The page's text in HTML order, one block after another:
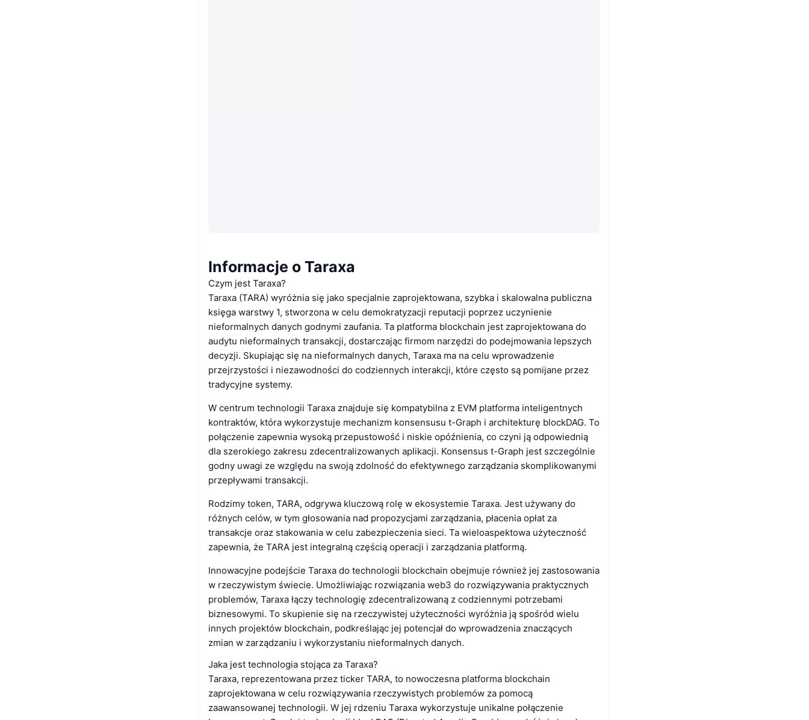
Informacje o Taraxa
Czym jest Taraxa?
Taraxa (TARA) wyróżnia się jako specjalnie zaprojektowana, szybka i skalowalna publiczna
księga warstwy 1, stworzona w celu demokratyzacji reputacji poprzez uczynienie
nieformalnych danych godnymi zaufania. Ta platforma blockchain jest zaprojektowana do
audytu nieformalnych transakcji, dostarczając firmom narzędzi do podejmowania lepszych
decyzji. Skupiając się na nieformalnych danych, Taraxa ma na celu wprowadzenie
przejrzystości i niezawodności do codziennych interakcji, które często są pomijane przez
tradycyjne systemy.
W centrum technologii Taraxa znajduje się kompatybilna z EVM platforma inteligentnych
kontraktów, która wykorzystuje mechanizm konsensusu t-Graph i architekturę blockDAG. To
połączenie zapewnia wysoką przepustowość i niskie opóźnienia, co czyni ją odpowiednią
dla szerokiego zakresu zdecentralizowanych aplikacji. Konsensus t-Graph jest szczególnie
godny uwagi ze względu na swoją zdolność do efektywnego zarządzania skomplikowanymi
przepływami transakcji.
Rodzimy token, TARA, odgrywa kluczową rolę w ekosystemie Taraxa. Jest używany do
różnych celów, w tym głosowania nad propozycjami zarządzania, płacenia opłat za
transakcje oraz stakowania w celu zabezpieczenia sieci. Ta wieloaspektowa użyteczność
zapewnia, że TARA jest integralną częścią operacji i zarządzania platformą.
Innowacyjne podejście Taraxa do technologii blockchain obejmuje również jej zastosowania
w rzeczywistym świecie. Umożliwiając rozwiązania web3 do rozwiązywania praktycznych
problemów, Taraxa łączy technologię zdecentralizowaną z codziennymi potrzebami
biznesowymi. To skupienie się na rzeczywistej użyteczności wyróżnia ją spośród wielu
innych projektów blockchain, podkreślając jej potencjał do wprowadzenia znaczących
zmian w zarządzaniu i wykorzystaniu nieformalnych danych.
Jaka jest technologia stojąca za Taraxa?
Taraxa, reprezentowana przez ticker TARA, to nowoczesna platforma blockchain
zaprojektowana w celu rozwiązywania rzeczywistych problemów za pomocą
zaawansowanej technologii. W jej rdzeniu Taraxa wykorzystuje unikalne połączenie